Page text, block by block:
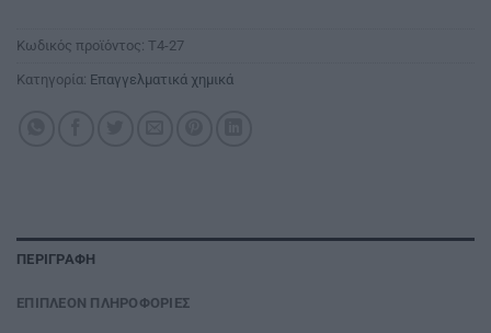
Κωδικός προϊόντος: T4-27
Κατηγορία: Επαγγελματικά χημικά
ΠΕΡΙΓΡΑΦΉ
ΕΠΙΠΛΈΟΝ ΠΛΗΡΟΦΟΡΊΕΣ